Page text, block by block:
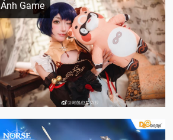
Ảnh Game